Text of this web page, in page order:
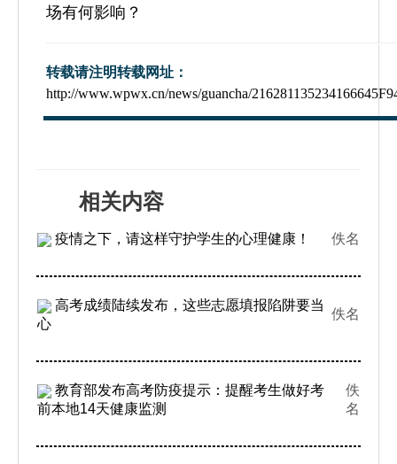
场有何影响？
转载请注明转载网址：
http://www.wpwx.cn/news/guancha/
相关内容
疫情之下，请这样守护学生的心理健康！ 佚名
高考成绩陆续发布，这些志愿填报陷阱要当
心
佚名
教育部发布高考防疫提示：提醒考生做好考
前本地14天健康监测
佚
名